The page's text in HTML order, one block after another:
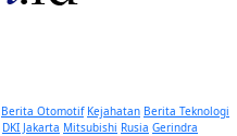
Berita Otomotif Kejahatan Berita Teknologi
DKI Jakarta Mitsubishi Rusia Gerindra